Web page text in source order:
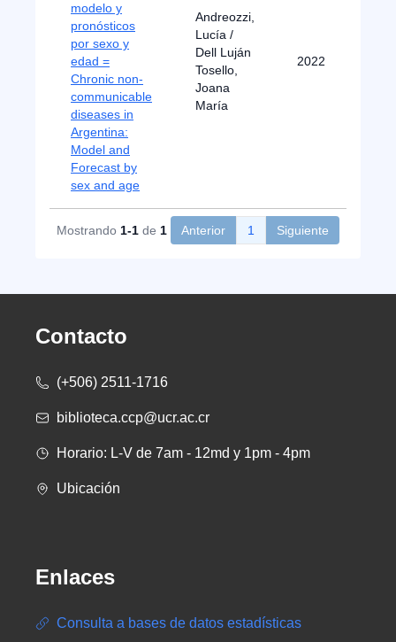
modelo y
pronósticos
por sexo y
edad =
Chronic non-
communicable
diseases in
Argentina:
Model and
Forecast by
sex and age
Andreozzi,
Lucía /
Dell Luján
Tosello,
Joana
María
2022
Mostrando 1-1 de 1 Anterior 1 Siguiente
Contacto
(+506) 2511-1716
biblioteca.ccp@ucr.ac.cr
Horario: L-V de 7am - 12md y 1pm - 4pm
Ubicación
Enlaces
Consulta a bases de datos estadísticas